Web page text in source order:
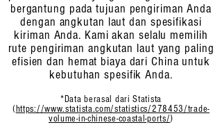
bergantung pada tujuan pengiriman Anda
dengan angkutan laut dan spesifikasi
kiriman Anda. Kami akan selalu memilih
rute pengiriman angkutan laut yang paling
efisien dan hemat biaya dari China untuk
kebutuhan spesifik Anda.
*Data berasal dari Statista
(https://www.statista.com/statistics/278453/trade-
volume-in-chinese-coastal-ports/)